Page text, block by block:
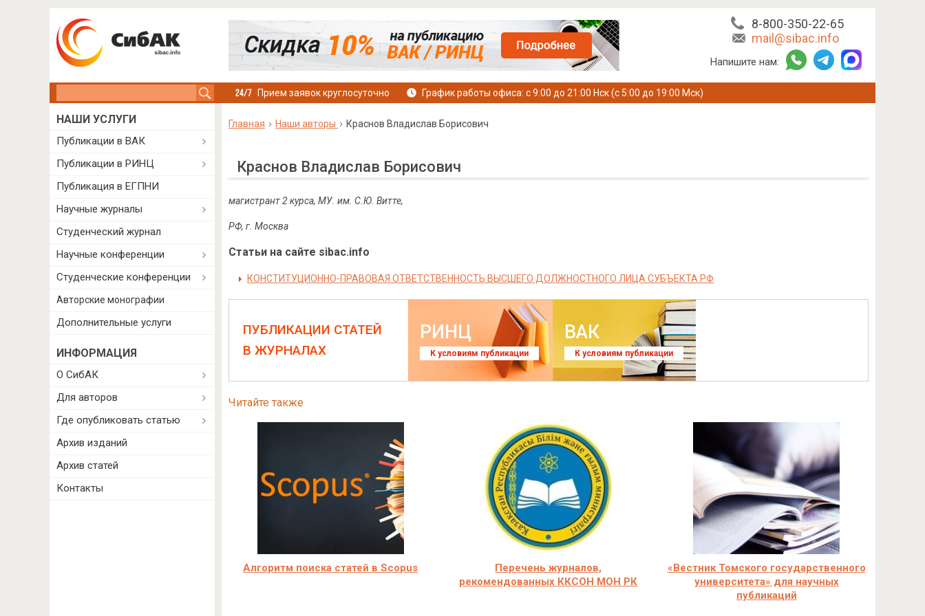
8-800-350-22-65
mail@sibac.info
Напишите нам:
Прием заявок круглосуточно График работы офиса: с 9:00 до 21:00 Нск (с 5:00 до 19:00 Мск)
Главная Наши авторы Краснов Владислав Борисович
Краснов Владислав Борисович
магистрант 2 курса, МУ. им. С.Ю. Витте,
РФ, г. Москва
Статьи на сайте sibac.info
КОНСТИТУЦИОННО-ПРАВОВАЯ ОТВЕТСТВЕННОСТЬ ВЫСШЕГО ДОЛЖНОСТНОГО ЛИЦА СУБЪЕКТА РФ
ПУБЛИКАЦИИ СТАТЕЙ
В ЖУРНАЛАХ
РИНЦ
К условиям публикации
ВАК
К условиям публикации
Читайте также
Алгоритм поиска статей в Scopus
Перечень журналов,
рекомендованных ККСОН МОН РК
«Вестник Томского государственного
университета» для научных
публикаций
НАШИ УСЛУГИ
Публикации в ВАК
Публикации в РИНЦ
Публикация в ЕГПНИ
Научные журналы
Студенческий журнал
Научные конференции
Студенческие конференции
Авторские монографии
Дополнительные услуги
ИНФОРМАЦИЯ
О СибАК
Для авторов
Где опубликовать статью
Архив изданий
Архив статей
Контакты